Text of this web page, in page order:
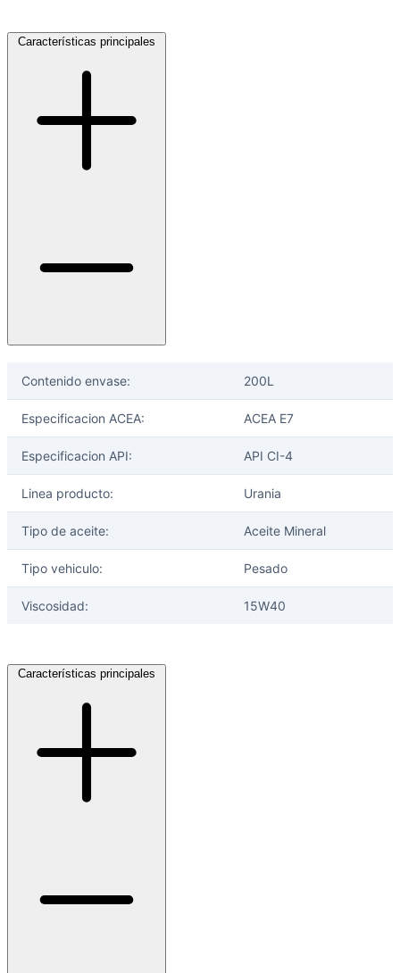
Características principales
Contenido envase: 200L
Especificacion ACEA: ACEA E7
Especificacion API: API CI-4
Linea producto: Urania
Tipo de aceite: Aceite Mineral
Tipo vehiculo: Pesado
Viscosidad: 15W40
Características principales